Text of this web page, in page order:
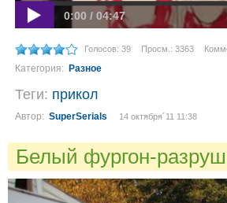
0:00 / 04:47
Голосов: 39 Просм.: 3363
Категория: Разное
Теги: прикол
Автор: SuperSerials 14 октября´11 11:38
Белый фургон-